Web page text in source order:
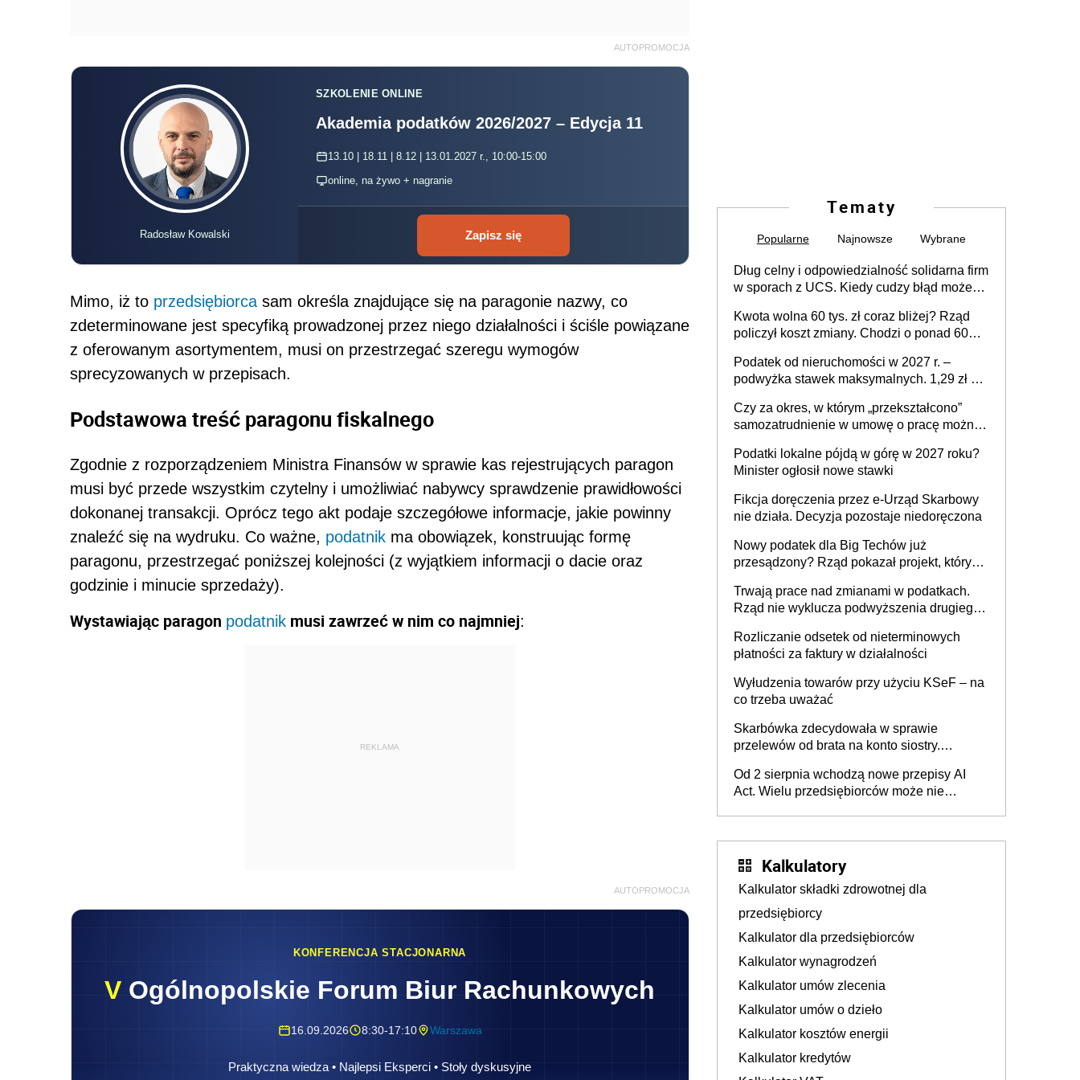
AUTOPROMOCJA
Radosław Kowalski
SZKOLENIE ONLINE
Akademia podatków 2026/2027 – Edycja 11
13.10 | 18.11 | 8.12 | 13.01.2027 r., 10:00-15:00
online, na żywo + nagranie
Zapisz się
Mimo, iż to przedsiębiorca sam określa znajdujące się na paragonie nazwy, co
zdeterminowane jest specyfiką prowadzonej przez niego działalności i ściśle powiązane
z oferowanym asortymentem, musi on przestrzegać szeregu wymogów
sprecyzowanych w przepisach.
Podstawowa treść paragonu fiskalnego
Zgodnie z rozporządzeniem Ministra Finansów w sprawie kas rejestrujących paragon
musi być przede wszystkim czytelny i umożliwiać nabywcy sprawdzenie prawidłowości
dokonanej transakcji. Oprócz tego akt podaje szczegółowe informacje, jakie powinny
znaleźć się na wydruku. Co ważne, podatnik ma obowiązek, konstruując formę
paragonu, przestrzegać poniższej kolejności (z wyjątkiem informacji o dacie oraz
godzinie i minucie sprzedaży).
Wystawiając paragon podatnik musi zawrzeć w nim co najmniej:
REKLAMA
AUTOPROMOCJA
KONFERENCJA STACJONARNA
V Ogólnopolskie Forum Biur Rachunkowych
16.09.2026 8:30-17:10 Warszawa
Praktyczna wiedza • Najlepsi Eksperci • Stoły dyskusyjne
Tematy
Popularne Najnowsze Wybrane
Dług celny i odpowiedzialność solidarna firm
w sporach z UCS. Kiedy cudzy błąd może
Kwota wolna 60 tys. zł coraz bliżej? Rząd
policzył koszt zmiany. Chodzi o ponad 60
Podatek od nieruchomości w 2027 r. –
podwyżka stawek maksymalnych. 1,29 zł za
budynków i lokali związanych z
prowadzeniem działalności gospodarczej
Czy za okres, w którym „przekształcono”
samozatrudnienie w umowę o pracę można
umowy cywilnoprawnej jedynym
racjonalnym wyjściem
Podatki lokalne pójdą w górę w 2027 roku?
Minister ogłosił nowe stawki
Fikcja doręczenia przez e-Urząd Skarbowy
nie działa. Decyzja pozostaje niedoręczona
Nowy podatek dla Big Techów już
przesądzony? Rząd pokazał projekt, który
Trwają prace nad zmianami w podatkach.
Rząd nie wyklucza podwyższenia drugiego
Rozliczanie odsetek od nieterminowych
płatności za faktury w działalności
Wyłudzenia towarów przy użyciu KSeF – na
co trzeba uważać
Skarbówka zdecydowała w sprawie
przelewów od brata na konto siostry.
darowizna, ale podatku jednak nie będzie
Od 2 sierpnia wchodzą nowe przepisy AI
Act. Wielu przedsiębiorców może nie
Kalkulatory
Kalkulator składki zdrowotnej dla
przedsiębiorcy
Kalkulator dla przedsiębiorców
Kalkulator wynagrodzeń
Kalkulator umów zlecenia
Kalkulator umów o dzieło
Kalkulator kosztów energii
Kalkulator kredytów